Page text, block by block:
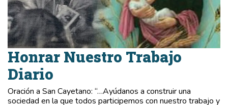
Honrar Nuestro Trabajo
Diario
Oración a San Cayetano: “…Ayúdanos a construir una
sociedad en la que todos participemos con nuestro trabajo y